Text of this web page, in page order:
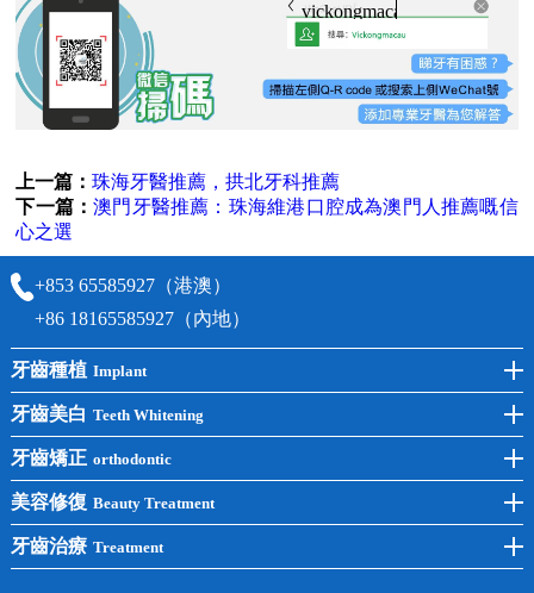
vickongmacau
上一篇：珠海牙醫推薦，拱北牙科推薦
下一篇：澳門牙醫推薦：珠海維港口腔成為澳門人推薦嘅信
心之選
+853 65585927（港澳）
+86 18165585927（內地）
牙齒種植 Implant
前牙種植
後牙種植
單顆種植
半口種植
全口種植
牙齒美白 Teeth Whitening
冷光美白
洗牙
黃黑牙
牙齒矯正 orthodontic
牙齒矯正
兒童矯正
美容修復 Beauty Treatment
全瓷牙
牙齒治療 Treatment